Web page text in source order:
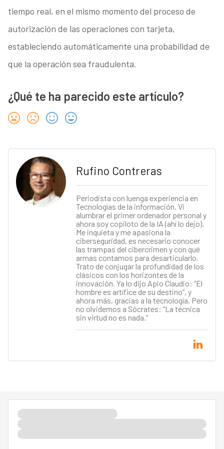
tiempo real, en el mismo momento del proceso de
autorización de las operaciones con tarjeta,
estableciendo automáticamente una probabilidad de
que la operación sea fraudulenta.
¿Qué te ha parecido este artículo?
Rufino Contreras
Periodista con luenga experiencia en
Tecnologías de la información. Vi
alumbrar el primer ordenador personal y
ahora soy copiloto de la IA (ahí lo dejo).
Me inquieta y me apasiona la
ciberseguridad, es necesario conocer
las trampas del cibercrimen y con qué
armas contamos para desarticularlo.
Trato de conjugar la profundidad de los
clásicos con los horizontes de la
innovación. Ya lo dijo Apio Claudio: “El
hombre es artífice de su destino”, y
ahora más, gracias a la tecnología. Pero
no olvidemos a Sócrates: “La técnica
sin virtud no es nada.”